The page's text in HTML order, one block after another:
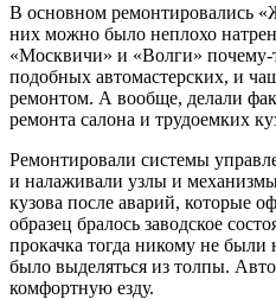
В основном ремонтировались
них можно было неплохо
«Москвичи» и «Волги»
подобных автомастерских, и
ремонтом. А вообще, делали
ремонта салона и трудоемких
Ремонтировали системы
и налаживали узлы и
кузова после аварий, которые
образец бралось заводское
прокачка тогда никому не
было выделяться из толпы.
комфортную езду.